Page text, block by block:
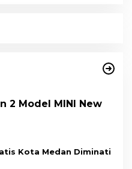
2 Model MINI New
Kota Medan Diminati